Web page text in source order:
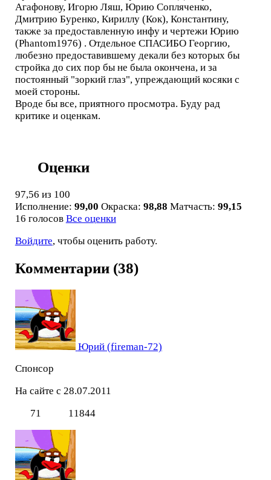
Агафонову, Игорю Ляш, Юрию Сопляченко,
Дмитрию Буренко, Кириллу (Кок), Константину,
также за предоставленную инфу и чертежи Юрию
(Phantom1976) . Отдельное СПАСИБО Георгию,
любезно предоставившему декали без которых бы
стройка до сих пор бы не была окончена, и за
постоянный "зоркий глаз", упреждающий косяки с
моей стороны.
Вроде бы все, приятного просмотра. Буду рад
критике и оценкам.
Оценки
97,56 из 100
Исполнение: 99,00 Окраска: 98,88 Матчасть: 99,15
16 голосов Все оценки
Войдите, чтобы оценить работу.
Комментарии (38)
Юрий (fireman-72)
Спонсор
На сайте с 28.07.2011
71
11844